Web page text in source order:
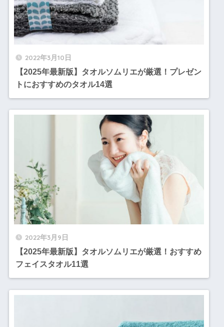
2022年3月10日
【2025年最新版】タオルソムリエが厳選！プレゼン
トにおすすめのタオル14選
2022年3月9日
【2025年最新版】タオルソムリエが厳選！おすすめ
フェイスタオル11選